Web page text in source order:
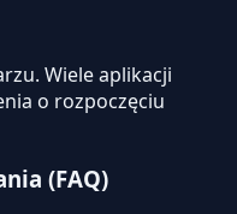
Wiele aplikacji
o rozpoczęciu
(FAQ)